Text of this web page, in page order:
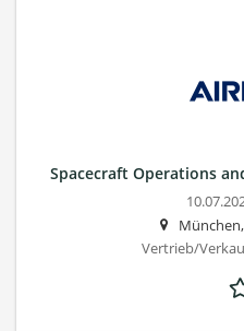
Spacecraft Operations
Vertrieb/